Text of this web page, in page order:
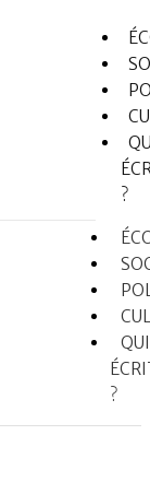
?
QUI
?